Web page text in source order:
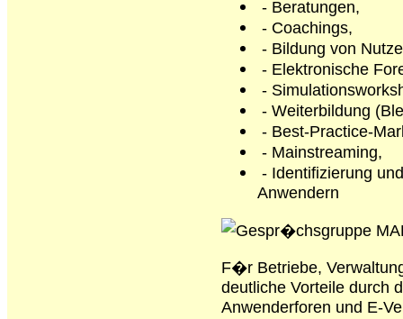
- Beratungen,
- Coachings,
- Bildung von
- Elektronische
-
- Weiterbildung
- Best-Practice-
- Mainstreaming,
- Identifizierung
Anwendern
F�r Betriebe,
deutliche Vorteile durch
Anwenderforen und E-